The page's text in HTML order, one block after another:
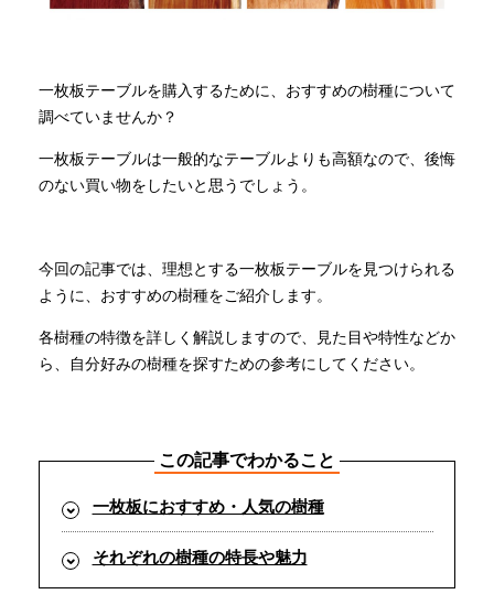
全商品一覧
納品事例
INFORMATION
よくあるご質問
お問い合わせ
一枚板テーブルを購入するために、おすすめの樹種について
調べていませんか？
一枚板テーブルは一般的なテーブルよりも高額なので、後悔
のない買い物をしたいと思うでしょう。
今回の記事では、理想とする一枚板テーブルを見つけられる
ように、おすすめの樹種をご紹介します。
各樹種の特徴を詳しく解説しますので、見た目や特性などか
ら、自分好みの樹種を探すための参考にしてください。
この記事でわかること
一枚板におすすめ・人気の樹種
それぞれの樹種の特長や魅力